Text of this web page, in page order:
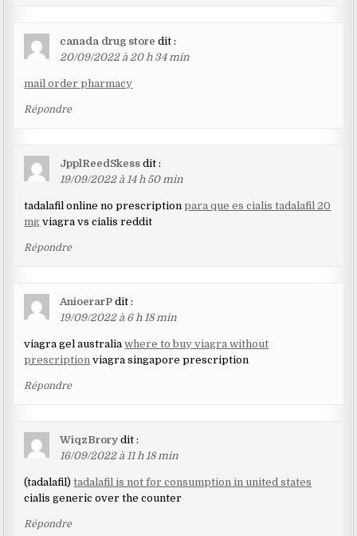
canada drug store dit :
20/09/2022 à 20 h 34 min
mail order pharmacy
Répondre
JpplReedSkess dit :
19/09/2022 à 14 h 50 min
tadalafil online no prescriptionpara que es cialis tadalafil 20
mg viagra vs cialis reddit
Répondre
AnioerarP dit :
19/09/2022 à 6 h 18 min
viagra gel australiawhere to buy viagra without
prescription viagra singapore prescription
Répondre
WiqzBrory dit :
16/09/2022 à 11 h 18 min
(tadalafil)tadalafil is not for consumption in united states
cialis generic over the counter
Répondre